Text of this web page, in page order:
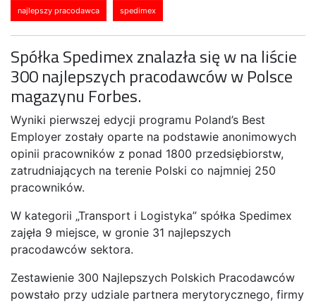
najlepszy pracodawca spedimex
Spółka Spedimex znalazła się w na liście
300 najlepszych pracodawców w Polsce
magazynu Forbes.
Wyniki pierwszej edycji programu Poland’s Best
Employer zostały oparte na podstawie anonimowych
opinii pracowników z ponad 1800 przedsiębiorstw,
zatrudniających na terenie Polski co najmniej 250
pracowników.
W kategorii „Transport i Logistyka” spółka Spedimex
zajęła 9 miejsce, w gronie 31 najlepszych
pracodawców sektora.
Zestawienie 300 Najlepszych Polskich Pracodawców
powstało przy udziale partnera merytorycznego, firmy